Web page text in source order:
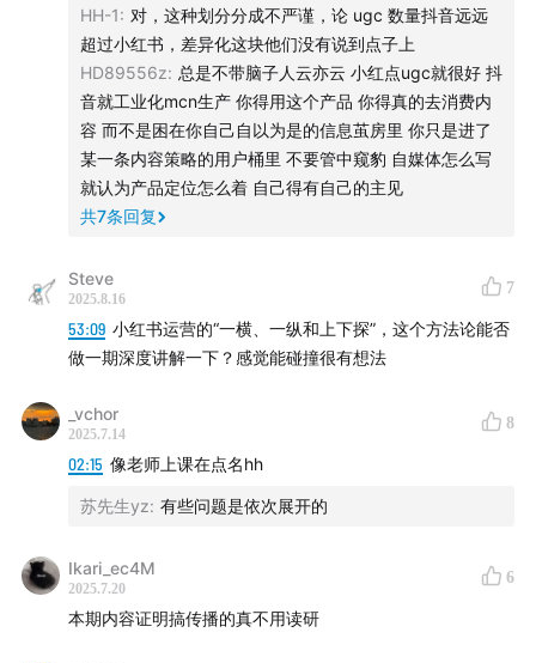
具化。」
相关图书推荐：《美国大城市的死与生》（[加]简·
雅各布斯 著）
HH-1: 对，这种划分分成不严谨，论 ugc 数量抖音远远
超过小红书，差异化这块他们没有说到点子上
HD89556z: 总是不带脑子人云亦云 小红点ugc就很好 抖
音就工业化mcn生产 你得用这个产品 你得真的去消费内
容 而不是困在你自己自以为是的信息茧房里 你只是进了
某一条内容策略的用户桶里 不要管中窥豹 自媒体怎么写
就认为产品定位怎么着 自己得有自己的主见
共7条回复
Steve
2025.8.16
7
53:09 小红书运营的“一横、一纵和上下探”，这个方法论能否
做一期深度讲解一下？感觉能碰撞很有想法
_vchor
2025.7.14
8
02:15 像老师上课在点名hh
苏先生yz: 有些问题是依次展开的
Ikari_ec4M
2025.7.20
6
本期内容证明搞传播的真不用读研